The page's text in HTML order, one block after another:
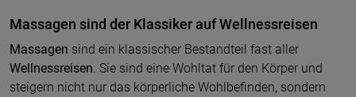
Massagen sind der Klassiker auf Wellnessreisen
Massagen sind ein klassischer Bestandteil fast aller
Wellnessreisen . Sie sind eine Wohltat für den Körper und
steigern nicht nur das körperliche Wohlbefinden, sondern